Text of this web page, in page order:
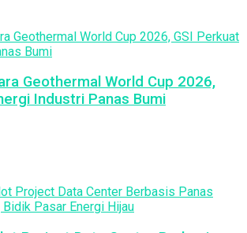
Geothermal World Cup 2026,
Industri Panas Bumi